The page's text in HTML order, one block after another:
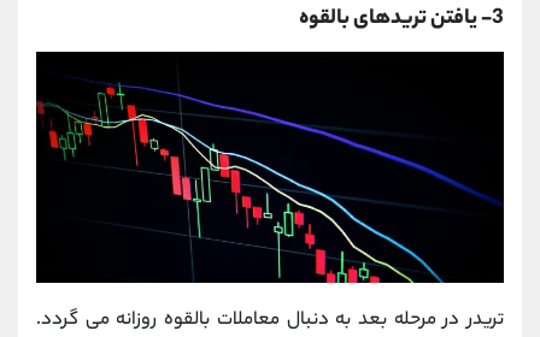
3- یافتن تریدهای بالقوه
تریدر در مرحله بعد به دنبال معاملات بالقوه روزانه می گردد.